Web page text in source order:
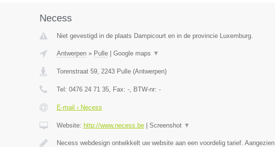
Necess
Niet gevestigd in de plaats Dampicourt en in de provincie Luxemburg.
Antwerpen» Pulle| Google maps ▼
Torenstraat 59, 2243 Pulle(Antwerpen)
Tel: 0476 24 71 35, Fax: -, BTW-nr: -
E-mail › Necess
Website: http://www.necess.be| Screenshot ▼
Necess webdesign ontwikkelt uw website aan een voordelig tarief. Aangezien